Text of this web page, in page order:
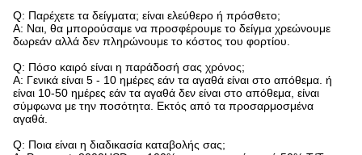
Q: Παρέχετε τα δείγματα; είναι ελεύθερο ή πρόσθετο;
Α: Ναι, θα μπορούσαμε να προσφέρουμε το δείγμα χρεώνουμε
δωρεάν αλλά δεν πληρώνουμε το κόστος του φορτίου.
Q: Πόσο καιρό είναι η παράδοσή σας χρόνος;
Α: Γενικά είναι 5 - 10 ημέρες εάν τα αγαθά είναι στο απόθεμα. ή
είναι 10-50 ημέρες εάν τα αγαθά δεν είναι στο απόθεμα, είναι
σύμφωνα με την ποσότητα. Εκτός από τα προσαρμοσμένα
αγαθά.
Q: Ποια είναι η διαδικασία καταβολής σας;